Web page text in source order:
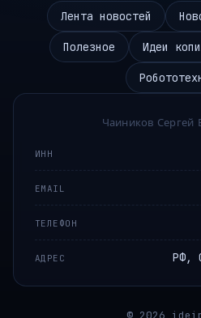
Лента новостей
Полезное Идеи
Чаиников Сергей
ИНН
EMAIL
ТЕЛЕФОН
АДРЕС РФ,